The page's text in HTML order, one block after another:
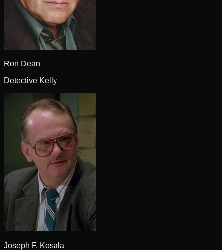
Ron Dean
Detective Kelly
Joseph F. Kosala